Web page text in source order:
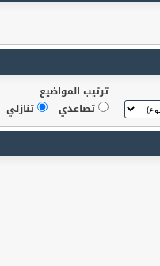
ترتيب المواضيع...
تصاعدي
تنازلي